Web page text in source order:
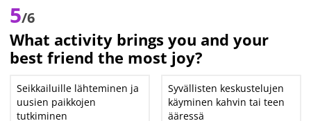
5/6
What activity brings you and your
best friend the most joy?
Seikkailuille lähteminen ja
uusien paikkojen
tutkiminen
Syvällisten keskustelujen
käyminen kahvin tai teen
ääressä